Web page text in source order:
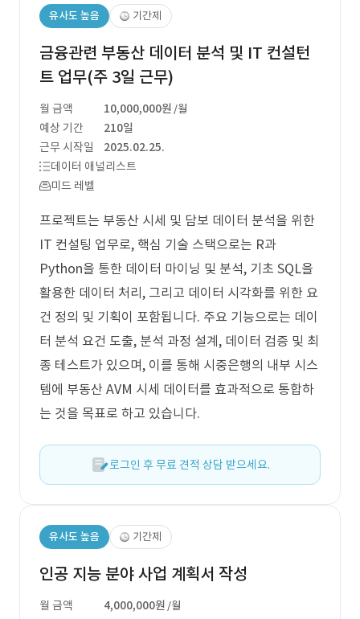
유사도 높음 기간제
금융관련 부동산 데이터 분석 및 IT 컨설턴
트 업무(주 3일 근무)
월 금액 10,000,000원 /월
예상 기간
210일
근무 시작일
2025.02.25.
데이터 애널리스트
미드 레벨
프로젝트는 부동산 시세 및 담보 데이터 분석을 위한
IT 컨설팅 업무로, 핵심 기술 스택으로는 R과
Python을 통한 데이터 마이닝 및 분석, 기초 SQL을
활용한 데이터 처리, 그리고 데이터 시각화를 위한 요
건 정의 및 기획이 포함됩니다. 주요 기능으로는 데이
터 분석 요건 도출, 분석 과정 설계, 데이터 검증 및 최
종 테스트가 있으며, 이를 통해 시중은행의 내부 시스
템에 부동산 AVM 시세 데이터를 효과적으로 통합하
는 것을 목표로 하고 있습니다.
로그인 후 무료 견적 상담 받으세요.
유사도 높음 기간제
인공 지능 분야 사업 계획서 작성
월 금액 4,000,000원 /월